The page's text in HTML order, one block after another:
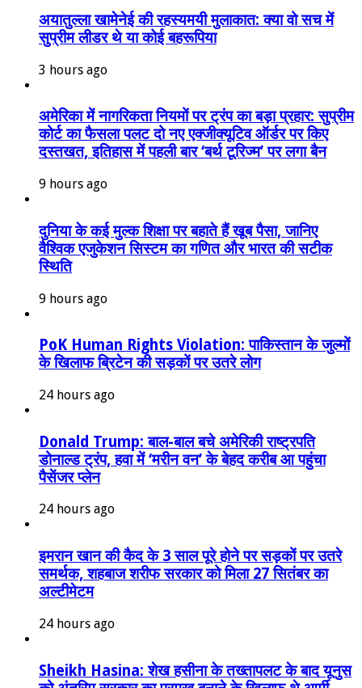
अयातुल्ला खामेनेई की रहस्यमयी मुलाकात: क्या वो सच में
सुप्रीम लीडर थे या कोई बहरूपिया
3 hours ago
अमेरिका में नागरिकता नियमों पर ट्रंप का बड़ा प्रहार: सुप्रीम
कोर्ट का फैसला पलट दो नए एक्जीक्यूटिव ऑर्डर पर किए
दस्तखत, इतिहास में पहली बार ‘बर्थ टूरिज्म’ पर लगा बैन
9 hours ago
दुनिया के कई मुल्क शिक्षा पर बहाते हैं खूब पैसा, जानिए
वैश्विक एजुकेशन सिस्टम का गणित और भारत की सटीक
स्थिति
9 hours ago
PoK Human Rights Violation: पाकिस्तान के जुल्मों
के खिलाफ ब्रिटेन की सड़कों पर उतरे लोग
24 hours ago
Donald Trump: बाल-बाल बचे अमेरिकी राष्ट्रपति
डोनाल्ड ट्रंप, हवा में ‘मरीन वन’ के बेहद करीब आ पहुंचा
पैसेंजर प्लेन
24 hours ago
इमरान खान की कैद के 3 साल पूरे होने पर सड़कों पर उतरे
समर्थक, शहबाज शरीफ सरकार को मिला 27 सितंबर का
अल्टीमेटम
24 hours ago
Sheikh Hasina: शेख हसीना के तख्तापलट के बाद यूनुस